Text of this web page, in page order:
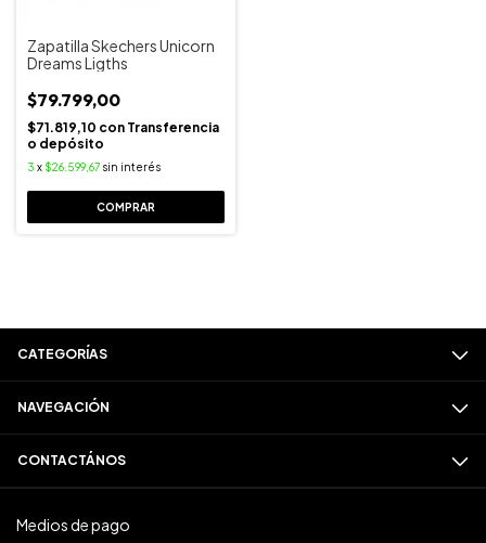
Zapatilla Skechers Unicorn
Dreams Ligths
$79.799,00
$71.819,10 con Transferencia
o depósito
3 x $26.599,67 sin interés
COMPRAR
CATEGORÍAS
NAVEGACIÓN
CONTACTÁNOS
Medios de pago